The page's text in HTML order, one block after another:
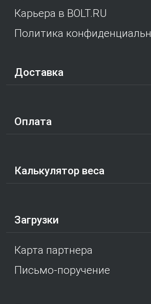
Карьера в BOLT.RU
Политика
Доставка
Оплата
Калькулятор веса
Загрузки
Карта партнера
Письмо-поручение